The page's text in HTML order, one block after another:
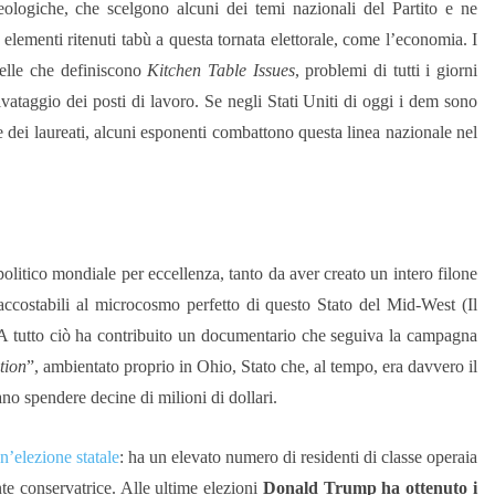
che scelgono alcuni dei temi nazionali del Partito e ne
ritenuti tabù a questa tornata elettorale, come l’economia. I
che definiscono Kitchen Table Issues, problemi di tutti i giorni
dei posti di lavoro. Se negli Stati Uniti di oggi i dem sono
laureati, alcuni esponenti combattono questa linea nazionale nel
mondiale per eccellenza, tanto da aver creato un intero filone
al microcosmo perfetto di questo Stato del Mid-West (Il
tutto ciò ha contribuito un documentario che seguiva la campagna
”, ambientato proprio in Ohio, Stato che, al tempo, era davvero il
spendere decine di milioni di dollari.
statale: ha un elevato numero di residenti di classe operaia
conservatrice. Alle ultime elezioni Donald Trump ha ottenuto i